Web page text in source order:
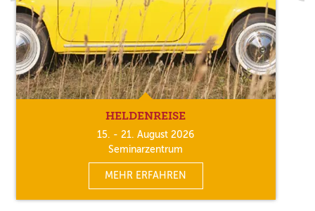
HELDENREISE
15. - 21. August 2026
Seminarzentrum
MEHR ERFAHREN